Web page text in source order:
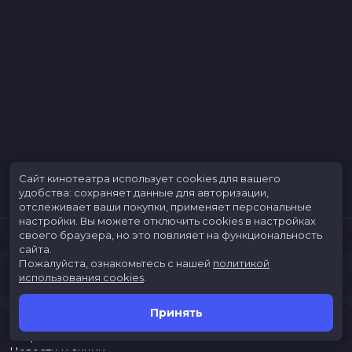
Скоро в кино
Сайт кинотеатра использует cookies для вашего
удобства: сохраняет данные для авторизации,
отслеживает ваши покупки, применяет персональные
настройки. Вы можете отключить cookies в настройках
своего браузера, но это повлияет на функциональность
сайта.
Пожалуйста, ознакомьтесь с нашей политикой
использования cookies
Принять